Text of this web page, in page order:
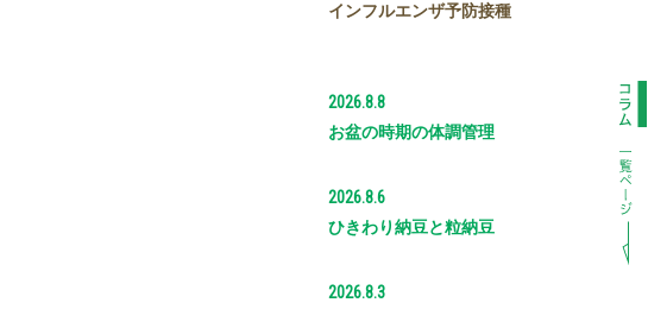
インフルエンザ予防接種
2026.8.8
お盆の時期の体調管理
2026.8.6
ひきわり納豆と粒納豆
2026.8.3